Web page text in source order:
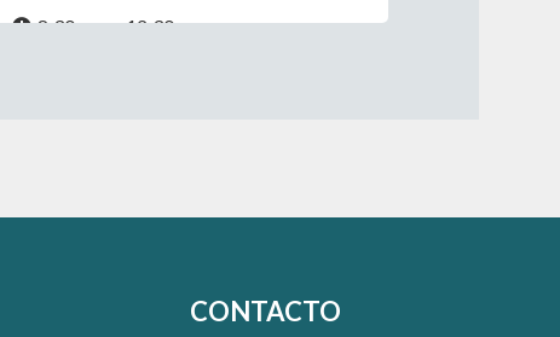
8:30 a.m. - 12:30 p.m.
CONTACTO